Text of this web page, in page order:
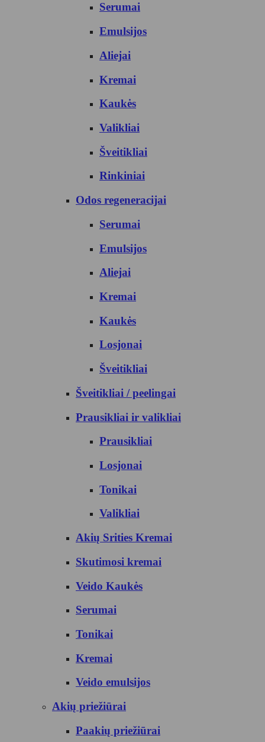
Serumai
Emulsijos
Aliejai
Kremai
Kaukės
Valikliai
Šveitikliai
Rinkiniai
Odos regeneracijai
Serumai
Emulsijos
Aliejai
Kremai
Kaukės
Losjonai
Šveitikliai
Šveitikliai / peelingai
Prausikliai ir valikliai
Prausikliai
Losjonai
Tonikai
Valikliai
Akių Srities Kremai
Skutimosi kremai
Veido Kaukės
Serumai
Tonikai
Kremai
Veido emulsijos
Akių priežiūrai
Paakių priežiūrai